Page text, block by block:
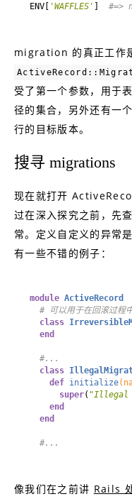
ENV[ 'WAFFLES' ] #=>
migration 的真正工作
受了第一个参数，用于
径的集合，另外还有一
行的目标版本。
搜寻 migrations
现在就打开
过在深入探究之前，先
常。定义自定义的异常
有一些不错的例子：
module ActiveRecord
# 可以用于在回滚过
class
end
#...
class
def initialize
super( "Illegal
end
end
#...
像我们在之前讲 Rails